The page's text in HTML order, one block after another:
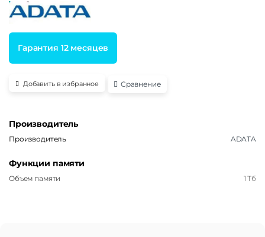
Гарантия 12 месяцев
Добавить в избранное Сравнение
Производитель
Производитель ADATA
Функции памяти
Объем памяти 1 Тб